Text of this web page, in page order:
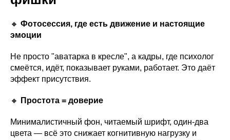
🔸 Фотосессия, где есть движение и настоящие
эмоции
Не просто "аватарка в кресле", а кадры, где психолог
смеётся, идёт, показывает руками, работает. Это даёт
эффект присутствия.
🔸 Простота = доверие
Минималистичный фон, читаемый шрифт, один-два
цвета — всё это снижает когнитивную нагрузку и